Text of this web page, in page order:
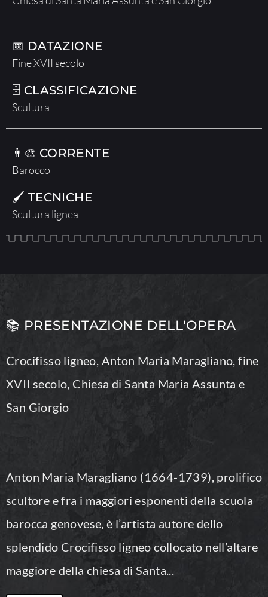
📅 DATAZIONE
Fine XVII secolo
🗄 CLASSIFICAZIONE
Scultura
👨‍🎨 CORRENTE
Barocco
🖌 TECNICHE
Scultura lignea
📚 PRESENTAZIONE DELL'OPERA
Crocifisso ligneo, Anton Maria Maragliano, fine
XVII secolo, Chiesa di Santa Maria Assunta e
San Giorgio
Anton Maria Maragliano (1664-1739), prolifico
scultore e fra i maggiori esponenti della scuola
barocca genovese, è l’artista autore dello
splendido Crocifisso ligneo collocato nell’altare
maggiore della chiesa di Santa...